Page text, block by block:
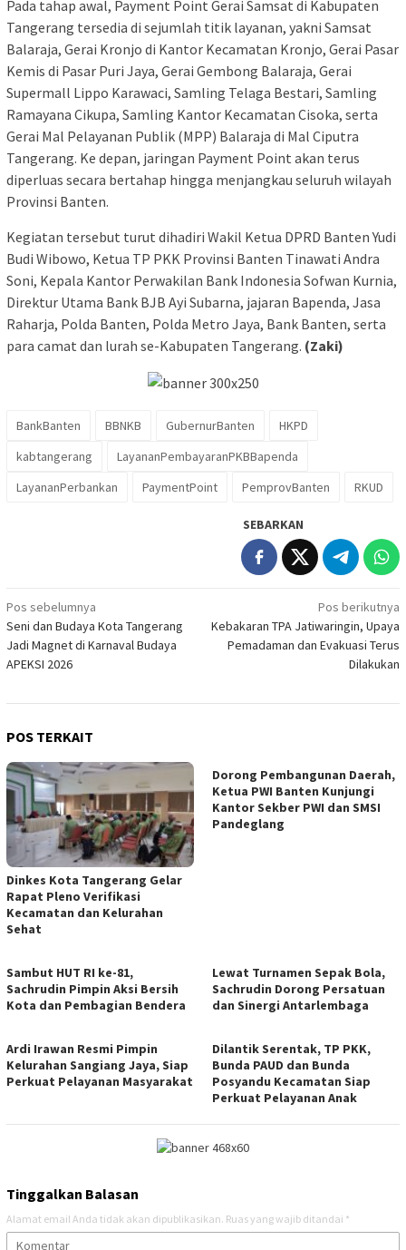
Pada tahap awal, Payment Point Gerai Samsat di Kabupaten
Tangerang tersedia di sejumlah titik layanan, yakni Samsat
Balaraja, Gerai Kronjo di Kantor Kecamatan Kronjo, Gerai Pasar
Kemis di Pasar Puri Jaya, Gerai Gembong Balaraja, Gerai
Supermall Lippo Karawaci, Samling Telaga Bestari, Samling
Ramayana Cikupa, Samling Kantor Kecamatan Cisoka, serta
Gerai Mal Pelayanan Publik (MPP) Balaraja di Mal Ciputra
Tangerang. Ke depan, jaringan Payment Point akan terus
diperluas secara bertahap hingga menjangkau seluruh wilayah
Provinsi Banten.
Kegiatan tersebut turut dihadiri Wakil Ketua DPRD Banten Yudi
Budi Wibowo, Ketua TP PKK Provinsi Banten Tinawati Andra
Soni, Kepala Kantor Perwakilan Bank Indonesia Sofwan Kurnia,
Direktur Utama Bank BJB Ayi Subarna, jajaran Bapenda, Jasa
Raharja, Polda Banten, Polda Metro Jaya, Bank Banten, serta
para camat dan lurah se-Kabupaten Tangerang. (Zaki)
BankBanten BBNKB GubernurBanten
HKPD
kabtangerang
LayananPembayaranPKBBapenda
LayananPerbankan
PaymentPoint PemprovBanten RKUD
SEBARKAN
Navigasi
pos
Pos sebelumnya
Seni dan Budaya Kota Tangerang
Jadi Magnet di Karnaval Budaya
APEKSI 2026
Pos berikutnya
Kebakaran TPA Jatiwaringin, Upaya
Pemadaman dan Evakuasi Terus
Dilakukan
POS TERKAIT
Dinkes Kota Tangerang Gelar
Rapat Pleno Verifikasi
Kecamatan dan Kelurahan
Sehat
Dorong Pembangunan Daerah,
Ketua PWI Banten Kunjungi
Kantor Sekber PWI dan SMSI
Pandeglang
Sambut HUT RI ke-81,
Sachrudin Pimpin Aksi Bersih
Kota dan Pembagian Bendera
Lewat Turnamen Sepak Bola,
Sachrudin Dorong Persatuan
dan Sinergi Antarlembaga
Ardi Irawan Resmi Pimpin
Kelurahan Sangiang Jaya, Siap
Perkuat Pelayanan Masyarakat
Dilantik Serentak, TP PKK,
Bunda PAUD dan Bunda
Posyandu Kecamatan Siap
Perkuat Pelayanan Anak
Tinggalkan Balasan
Alamat email Anda tidak akan dipublikasikan. Ruas yang wajib ditandai *